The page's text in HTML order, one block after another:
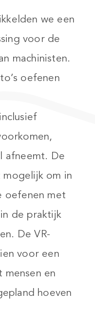
we een
voor de
machinisten.
oefenen
afneemt. De
mogelijk om in
oefenen met
de praktijk
De VR-
voor een
mensen en
hoeven